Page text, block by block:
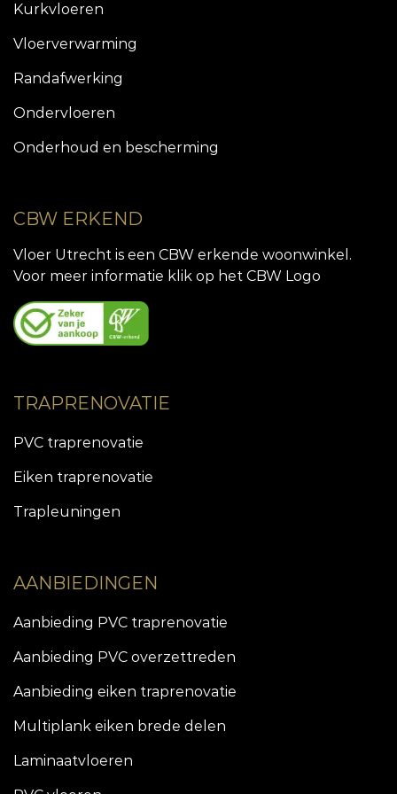
Kurkvloeren
Vloerverwarming
Randafwerking
Ondervloeren
Onderhoud en bescherming
CBW ERKEND
Vloer Utrecht is een CBW erkende woonwinkel.
Voor meer informatie klik op het CBW Logo
TRAPRENOVATIE
PVC traprenovatie
Eiken traprenovatie
Trapleuningen
AANBIEDINGEN
Aanbieding PVC traprenovatie
Aanbieding PVC overzettreden
Aanbieding eiken traprenovatie
Multiplank eiken brede delen
Laminaatvloeren